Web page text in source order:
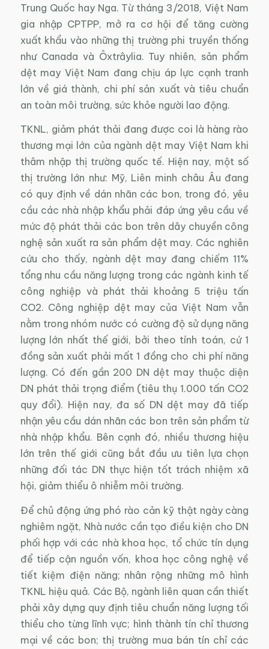
Trung Quốc hay Nga. Từ tháng 3/2018, Việt Nam
gia nhập CPTPP, mở ra cơ hội để tăng cường
xuất khẩu vào những thị trường phi truyền thống
như Canada và Ôxtrâylia. Tuy nhiên, sản phẩm
dệt may Việt Nam đang chịu áp lực cạnh tranh
lớn về giá thành, chi phí sản xuất và tiêu chuẩn
an toàn môi trường, sức khỏe người lao động.
TKNL, giảm phát thải đang được coi là hàng rào
thương mại lớn của ngành dệt may Việt Nam khi
thâm nhập thị trường quốc tế. Hiện nay, một số
thị trường lớn như: Mỹ, Liên minh châu Âu đang
có quy định về dán nhãn các bon, trong đó, yêu
cầu các nhà nhập khẩu phải đáp ứng yêu cầu về
mức độ phát thải các bon trên dây chuyền công
nghệ sản xuất ra sản phẩm dệt may. Các nghiên
cứu cho thấy, ngành dệt may đang chiếm 11%
tổng nhu cầu năng lượng trong các ngành kinh tế
công nghiệp và phát thải khoảng 5 triệu tấn
CO2. Công nghiệp dệt may của Việt Nam vẫn
nằm trong nhóm nước có cường độ sử dụng năng
lượng lớn nhất thế giới, bởi theo tính toán, cứ 1
đồng sản xuất phải mất 1 đồng cho chi phí năng
lượng. Có đến gần 200 DN dệt may thuộc diện
DN phát thải trọng điểm (tiêu thụ 1.000 tấn CO2
quy đổi). Hiện nay, đa số DN dệt may đã tiếp
nhận yêu cầu dán nhãn các bon trên sản phẩm từ
nhà nhập khẩu. Bên cạnh đó, nhiều thương hiệu
lớn trên thế giới cũng bắt đầu ưu tiên lựa chọn
những đối tác DN thực hiện tốt trách nhiệm xã
hội, giảm thiểu ô nhiễm môi trường.
Để chủ động ứng phó rào cản kỹ thật ngày càng
nghiêm ngặt, Nhà nước cần tạo điều kiện cho DN
phối hợp với các nhà khoa học, tổ chức tín dụng
để tiếp cận nguồn vốn, khoa học công nghệ về
tiết kiệm điện năng; nhân rộng những mô hình
TKNL hiệu quả. Các Bộ, ngành liên quan cần thiết
phải xây dựng quy định tiêu chuẩn năng lượng tối
thiểu cho từng lĩnh vực; hình thành tín chỉ thương
mại về các bon; thị trường mua bán tín chỉ các